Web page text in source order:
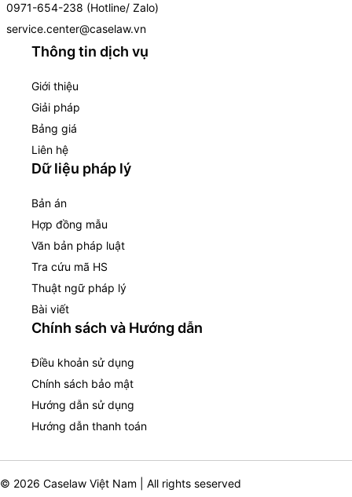
0971-654-238 (Hotline/ Zalo)
service.center@caselaw.vn
Thông tin dịch vụ
Giới thiệu
Giải pháp
Bảng giá
Liên hệ
Dữ liệu pháp lý
Bản án
Hợp đồng mẫu
Văn bản pháp luật
Tra cứu mã HS
Thuật ngữ pháp lý
Bài viết
Chính sách và Hướng dẫn
Điều khoản sử dụng
Chính sách bảo mật
Hướng dẫn sử dụng
Hướng dẫn thanh toán
© 2026 Caselaw Việt Nam | All rights seserved